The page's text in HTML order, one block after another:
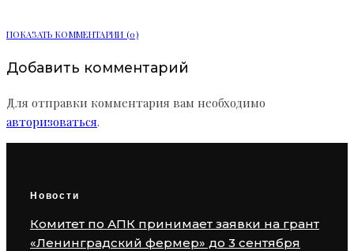
ПОКАЗАТЬ КОММЕНТАРИИ (0)
Добавить комментарий
Для отправки комментария вам необходимо
авторизоваться.
Новости
Комитет по АПК принимает заявки на грант
«Ленинградский фермер» до 3 сентября